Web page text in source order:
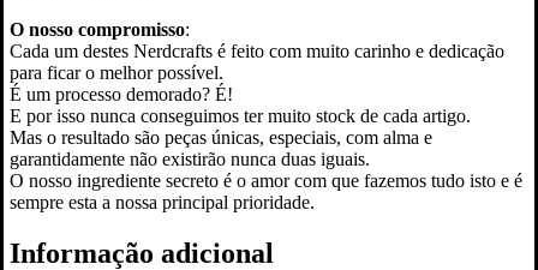
O nosso compromisso:
Cada um destes Nerdcrafts é feito com muito carinho e dedicação
para ficar o melhor possível.
É um processo demorado? É!
E por isso nunca conseguimos ter muito stock de cada artigo.
Mas o resultado são peças únicas, especiais, com alma e
garantidamente não existirão nunca duas iguais.
O nosso ingrediente secreto é o amor com que fazemos tudo isto e é
sempre esta a nossa principal prioridade.
Informação adicional